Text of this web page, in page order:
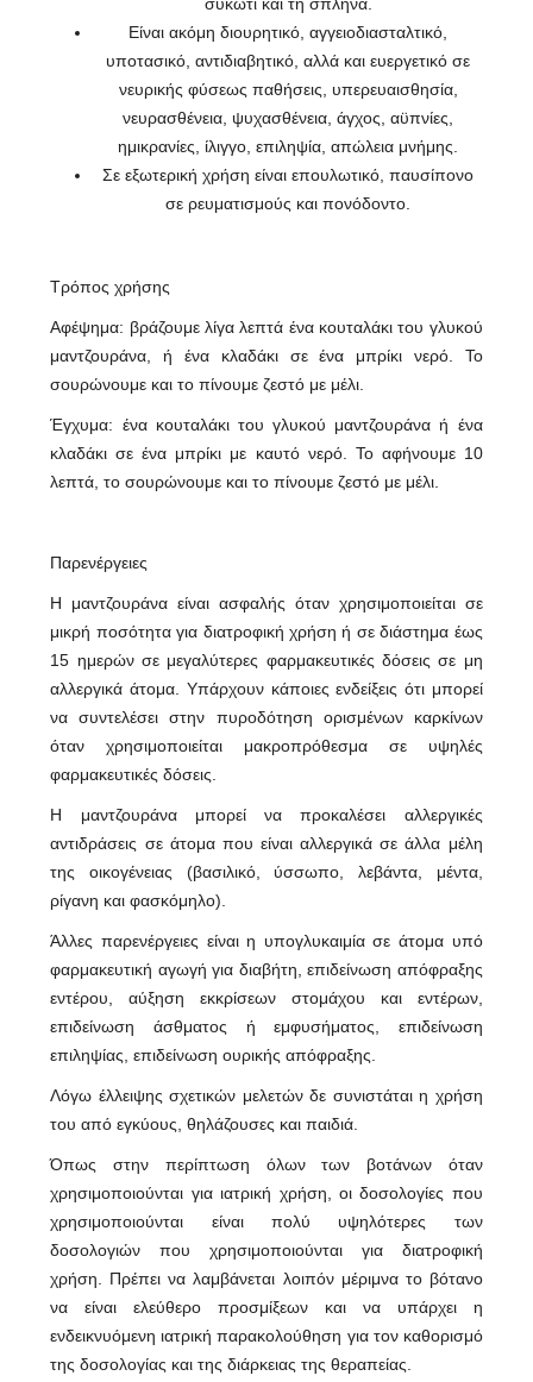
συκώτι και τη σπλήνα.
Είναι ακόμη διουρητικό, αγγειοδιασταλτικό,
υποτασικό, αντιδιαβητικό, αλλά και ευεργετικό σε
νευρικής φύσεως παθήσεις, υπερευαισθησία,
νευρασθένεια, ψυχασθένεια, άγχος, αϋπνίες,
ημικρανίες, ίλιγγο, επιληψία, απώλεια μνήμης.
Σε εξωτερική χρήση είναι επουλωτικό, παυσίπονο
σε ρευματισμούς και πονόδοντο.
Τρόπος χρήσης
Αφέψημα: βράζουμε λίγα λεπτά ένα κουταλάκι του γλυκού
μαντζουράνα, ή ένα κλαδάκι σε ένα μπρίκι νερό. Το
σουρώνουμε και το πίνουμε ζεστό με μέλι.
Έγχυμα: ένα κουταλάκι του γλυκού μαντζουράνα ή ένα
κλαδάκι σε ένα μπρίκι με καυτό νερό. Το αφήνουμε 10
λεπτά, το σουρώνουμε και το πίνουμε ζεστό με μέλι.
Παρενέργειες
Η μαντζουράνα είναι ασφαλής όταν χρησιμοποιείται σε
μικρή ποσότητα για διατροφική χρήση ή σε διάστημα έως
15 ημερών σε μεγαλύτερες φαρμακευτικές δόσεις σε μη
αλλεργικά άτομα. Υπάρχουν κάποιες ενδείξεις ότι μπορεί
να συντελέσει στην πυροδότηση ορισμένων καρκίνων
όταν χρησιμοποιείται μακροπρόθεσμα σε υψηλές
φαρμακευτικές δόσεις.
Η μαντζουράνα μπορεί να προκαλέσει αλλεργικές
αντιδράσεις σε άτομα που είναι αλλεργικά σε άλλα μέλη
της οικογένειας (βασιλικό, ύσσωπο, λεβάντα, μέντα,
ρίγανη και φασκόμηλο).
Άλλες παρενέργειες είναι η υπογλυκαιμία σε άτομα υπό
φαρμακευτική αγωγή για διαβήτη, επιδείνωση απόφραξης
εντέρου, αύξηση εκκρίσεων στομάχου και εντέρων,
επιδείνωση άσθματος ή εμφυσήματος, επιδείνωση
επιληψίας, επιδείνωση ουρικής απόφραξης.
Λόγω έλλειψης σχετικών μελετών δε συνιστάται η χρήση
του από εγκύους, θηλάζουσες και παιδιά.
Όπως στην περίπτωση όλων των βοτάνων όταν
χρησιμοποιούνται για ιατρική χρήση, οι δοσολογίες που
χρησιμοποιούνται είναι πολύ υψηλότερες των
δοσολογιών που χρησιμοποιούνται για διατροφική
χρήση. Πρέπει να λαμβάνεται λοιπόν μέριμνα το βότανο
να είναι ελεύθερο προσμίξεων και να υπάρχει η
ενδεικνυόμενη ιατρική παρακολούθηση για τον καθορισμό
της δοσολογίας και της διάρκειας της θεραπείας.